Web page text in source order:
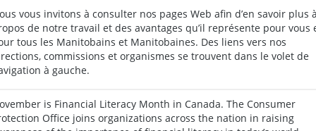
vous invitons à consulter nos pages Web afin d’en savoir plus à
de notre travail et des avantages qu’il représente pour vous
tous les Manitobains et Manitobaines. Des liens vers nos
commissions et organismes se trouvent dans le volet de
à gauche.
is Financial Literacy Month in Canada. The Consumer
Office joins organizations across the nation in raising